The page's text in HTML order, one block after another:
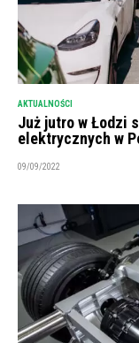
AKTUALNOŚCI
Już jutro w Łodzi
elektrycznych w
09/09/2022